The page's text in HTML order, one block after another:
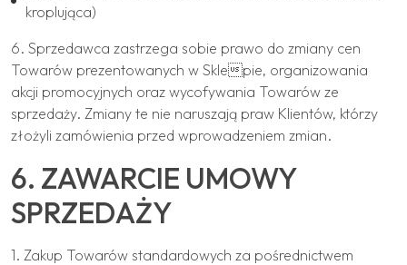
kroplująca)
6. Sprzedawca zastrzega sobie prawo do zmiany cen
Towarów prezentowanych w Sklepie, organizowania
akcji promocyjnych oraz wycofywania Towarów ze
sprzedaży. Zmiany te nie naruszają praw Klientów, którzy
złożyli zamówienia przed wprowadzeniem zmian.
6. ZAWARCIE UMOWY
SPRZEDAŻY
1. Zakup Towarów standardowych za pośrednictwem